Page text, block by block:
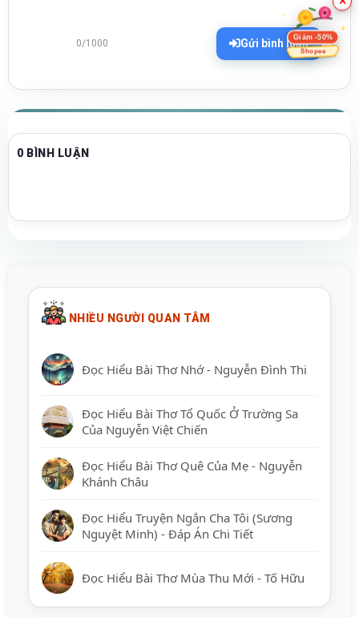
0/1000 Gửi bình luận
0 BÌNH LUẬN
NHIỀU NGƯỜI QUAN TÂM
Đọc Hiểu Bài Thơ Nhớ - Nguyễn Đình Thi
Đọc Hiểu Bài Thơ Tổ Quốc Ở Trường Sa
Của Nguyễn Việt Chiến
Đọc Hiểu Bài Thơ Quê Của Mẹ - Nguyễn
Khánh Châu
Đọc Hiểu Truyện Ngắn Cha Tôi (Sương
Nguyệt Minh) - Đáp Án Chi Tiết
Đọc Hiểu Bài Thơ Mùa Thu Mới - Tố Hữu
Giảm -50%
Shopee